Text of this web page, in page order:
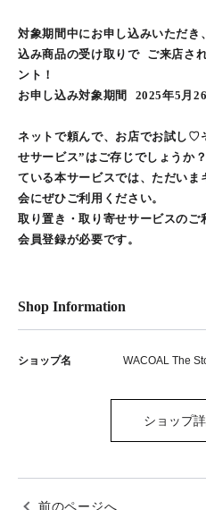
対象期間中にお申し込みいただ
込み商品の受け取りで ご来店さ
ント！
お申し込み対象期間 2025年5月
ネットで頼んで、お店でお試し♡
せサービス”はご存じでしょうか
ている本サービスでは、ただい
会にぜひご利用ください。
取り置き・取り寄せサービスの
会員登録が必要です。
Shop Information
ショップ名 WACOAL The
ショップ
前のページへ